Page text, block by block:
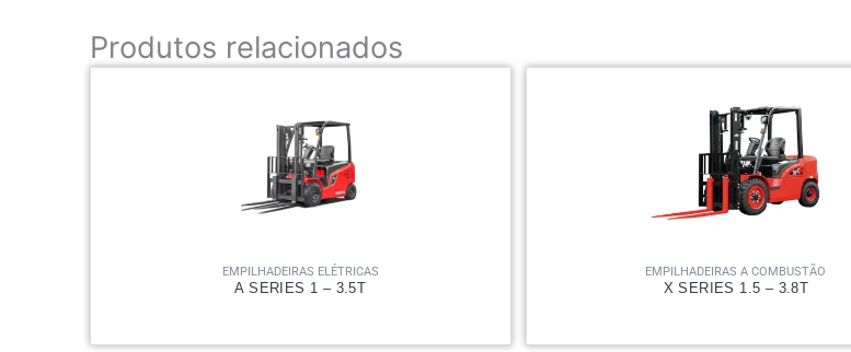
Produtos relacionados
EMPILHADEIRAS ELÉTRICAS
A SERIES 1 – 3.5T
EMPILHADEIRAS A COMBUSTÃO
X SERIES 1.5 – 3.8T